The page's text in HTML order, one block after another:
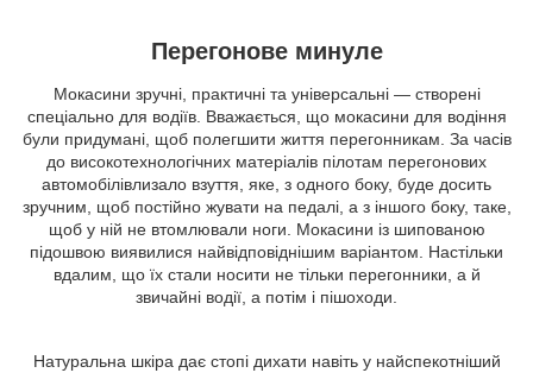
Перегонове минуле
Мокасини зручні, практичні та універсальні — створені
спеціально для водіїв. Вважається, що мокасини для водіння
були придумані, щоб полегшити життя перегонникам. За часів
до високотехнологічних матеріалів пілотам перегонових
автомобілівлизало взуття, яке, з одного боку, буде досить
зручним, щоб постійно жувати на педалі, а з іншого боку, таке,
щоб у ній не втомлювали ноги. Мокасини із шипованою
підошвою виявилися найвідповіднішим варіантом. Настільки
вдалим, що їх стали носити не тільки перегонники, а й
звичайні водії, а потім і пішоходи.
Натуральна шкіра дає стопі дихати навіть у найспекотніший